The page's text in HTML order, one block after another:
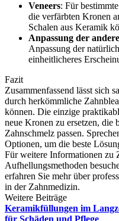
Veneers: Für
die verfärbten Kronen
Schalen aus Keramik
Anpassung der
Anpassung der
einheitlicheres
Fazit
Zusammenfassend lässt sich
durch herkömmliche
können. Die einzige
neue Kronen zu ersetzen, die
Zahnschmelz passen.
Optionen, um die beste
Für weitere Informationen zu
Aufhellungsmethoden
erfahren Sie mehr über
in der Zahnmedizin.
Weitere Beiträge
Keramikfüllungen im
für Schäden und Pflege